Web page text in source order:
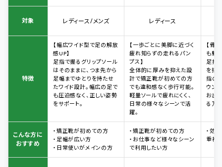
対象 レディース/メンズ レディース
特徴
【幅広ワイド型で足の解放
感UP】
足指で握るグリップソール
はそのままに、つま先から
足幅までゆとりを持たせ
たワイド設計。幅広の足で
も圧迫感なく、正しい姿勢
をサポート。
【一歩ごとに美脚に近づく
疲れ知らずの走れるパン
プス】
全体的に厚みを抑えた設
計で矯正靴が初めての方
でも違和感なく歩行可能。
軽量ソールで疲れにくく、
日常の様々なシーンで活
躍。
【骨
も魅
足指
を搭
指の
ウン
お出
る万
こんな方に
おすすめ
・矯正靴が初めての方
・足幅が広い方
・日常使いがメインの方
・矯正靴が初めての方
・お仕事など様々なシーン
で利用したい方
・効
重視